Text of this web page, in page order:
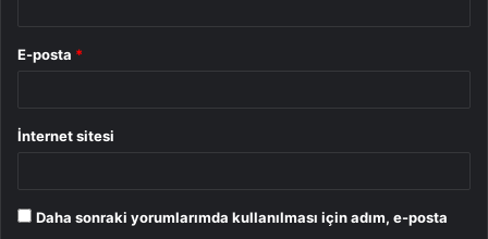
E-posta *
İnternet sitesi
Daha sonraki yorumlarımda kullanılması için adım, e-posta